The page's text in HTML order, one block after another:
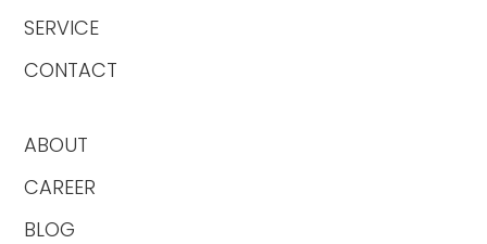
SERVICE
CONTACT
ABOUT
CAREER
BLOG